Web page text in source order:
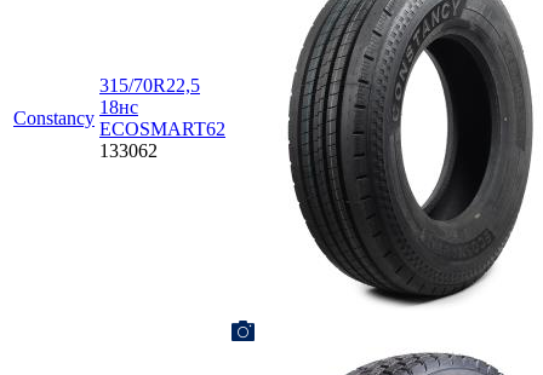
Constancy
315/70R22,5
18нc
ECOSMART62
133062